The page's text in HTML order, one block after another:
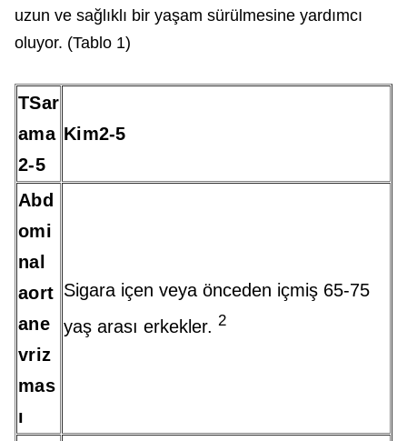
uzun ve sağlıklı bir yaşam sürülmesine yardımcı
oluyor. (Tablo 1)
TSar
ama
2-5
Kim2-5
Abd
omi
nal
aort
ane
vriz
mas
ı
Sigara içen veya önceden içmiş 65-75
yaş arası erkekler. 2